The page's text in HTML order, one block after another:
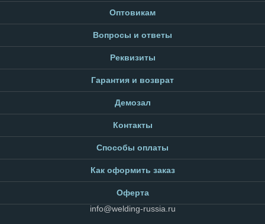
Оптовикам
Вопросы и ответы
Реквизиты
Гарантия и возврат
Демозал
Контакты
Способы оплаты
Как оформить заказ
Оферта
info@welding-russia.ru